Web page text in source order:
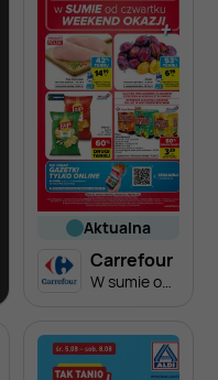
aktualna
Carrefour